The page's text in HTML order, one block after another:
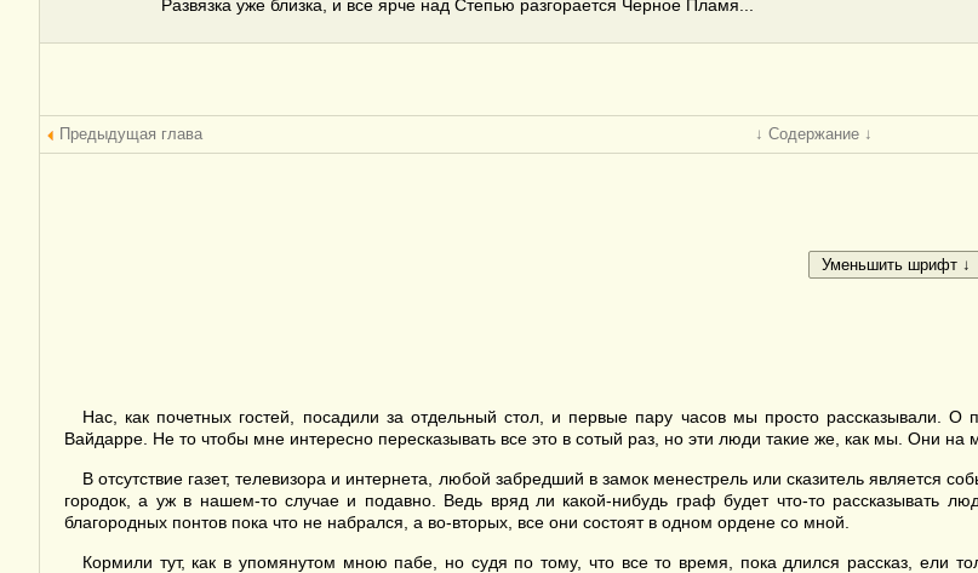
Развязка уже близка, и все ярче над Степью разгорается Черное Пламя...
Предыдущая глава ↓ Содержание ↓
Нас, как почетных гостей, посадили за отдельный стол, и первые пару часов мы просто рассказывали.
Вайдарре. Не то чтобы мне интересно пересказывать все это в сотый раз, но эти люди такие же, как мы. Они на
В отсутствие газет, телевизора и интернета, любой забредший в замок менестрель или сказитель
городок, а уж в нашем-то случае и подавно. Ведь вряд ли какой-нибудь граф будет что-то рассказывать
благородных понтов пока что не набрался, а во-вторых, все они состоят в одном ордене со мной.
Кормили тут, как в упомянутом мною пабе, но судя по тому, что все то время, пока длился рассказ, ели